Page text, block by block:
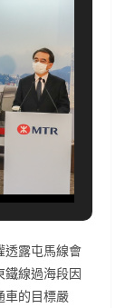
透露屯馬線會
鐵線過海段因
車的目標嚴